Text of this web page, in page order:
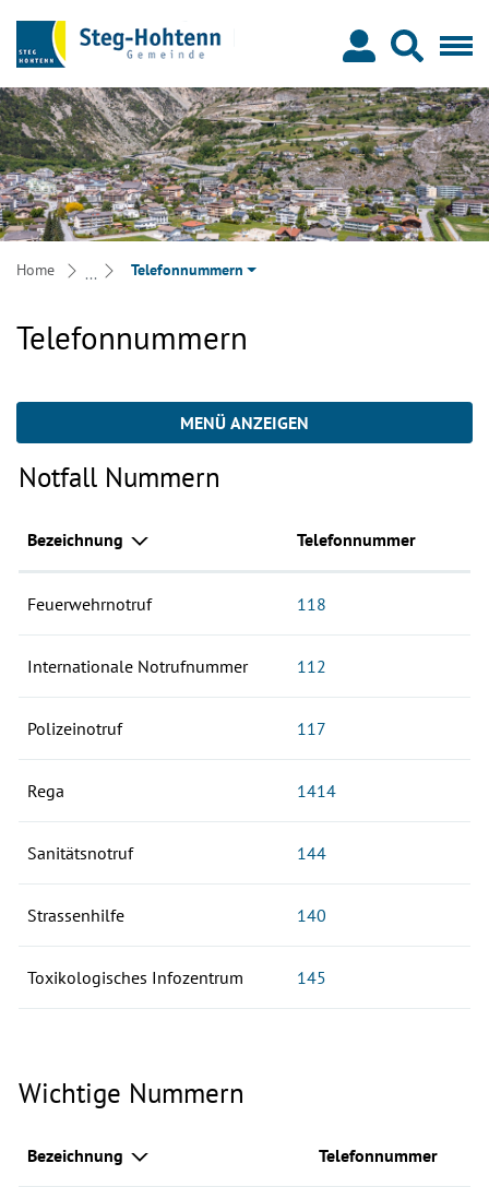
zur Startseite
Direkt zur Hauptnavigation
Direkt zum Inhalt
Direkt zur Suche
Direkt zum Stichwortverzeichnis
Steg-Hohtenn
Home Telefonnummern
Telefonnummern
MENÜ ANZEIGEN
Notfall Nummern
Bezeichnung Telefonnummer
Feuerwehrnotruf 118
Internationale Notrufnummer 112
Polizeinotruf 117
Rega 1414
Sanitätsnotruf 144
Strassenhilfe 140
Toxikologisches Infozentrum 145
Wichtige Nummern
Bezeichnung Telefonnummer